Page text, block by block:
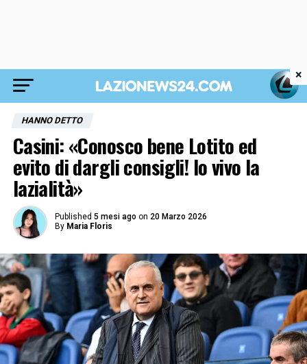
HANNO DETTO
Casini: «Conosco bene Lotito ed
evito di dargli consigli! Io vivo la
lazialità»
Published 5 mesi ago on 20 Marzo 2026
By Maria Floris
×